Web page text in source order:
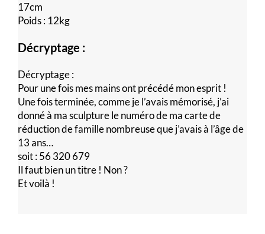
17cm
Poids : 12kg
Décryptage :
Décryptage :
Pour une fois mes mains ont précédé mon esprit !
Une fois terminée, comme je l’avais mémorisé, j’ai
donné à ma sculpture le numéro de ma carte de
réduction de famille nombreuse que j’avais à l’âge de
13 ans…
soit : 56 320 679
Il faut bien un titre ! Non ?
Et voilà !